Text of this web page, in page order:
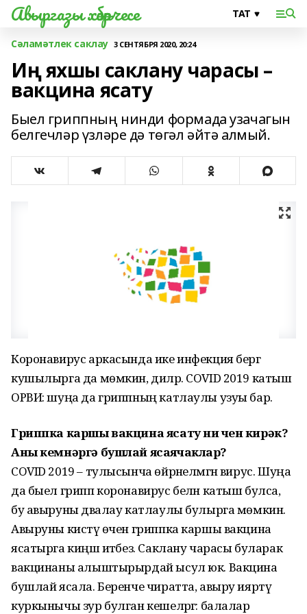
Авыргазы хәбәрчесе
Сәламәтлек саклау 3 СЕНТЯБРЯ 2020, 20:24
Иң яхшы саклану чарасы –
вакцина ясату
Быел гриппның нинди формада узачагын
белгечләр үзләре дә төгәл әйтә алмый.
Коронавирус аркасында ике инфекция бергә
кушылырга да мөмкин, диләр. СOVID 2019 катыш
ОРВИ: шуңа да гриппның катлаулы узуы бар.
Гриппка каршы вакцина ясату ни өчен кирәк?
Аны кемнәргә бушлай ясаячаклар?
СOVID 2019 – тулысынча өйрәнелмәгән вирус. Шуңа
да быел грипп коронавирус белән катыш булса,
бу авыруны дәвалау катлаулы булырга мөмкин.
Авыруны кисәтү өчен гриппка каршы вакцина
ясатырга киңәш итәбез. Саклану чарасы буларак
вакцинаны алыштырырдай ысул юк. Вакцина
бушлай ясала. Беренче чиратта, авыру ияртү
куркынычы зур булган кешеләргә: балалар